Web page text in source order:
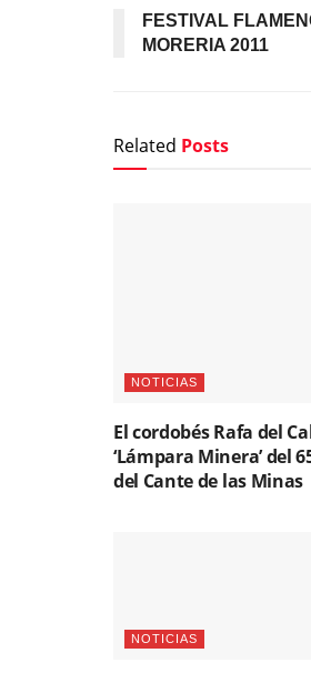
FESTIVAL
MORERIA 2011
Related Posts
NOTICIAS
El cordobés Rafa del
‘Lámpara Minera’ del
del Cante de las Minas
NOTICIAS